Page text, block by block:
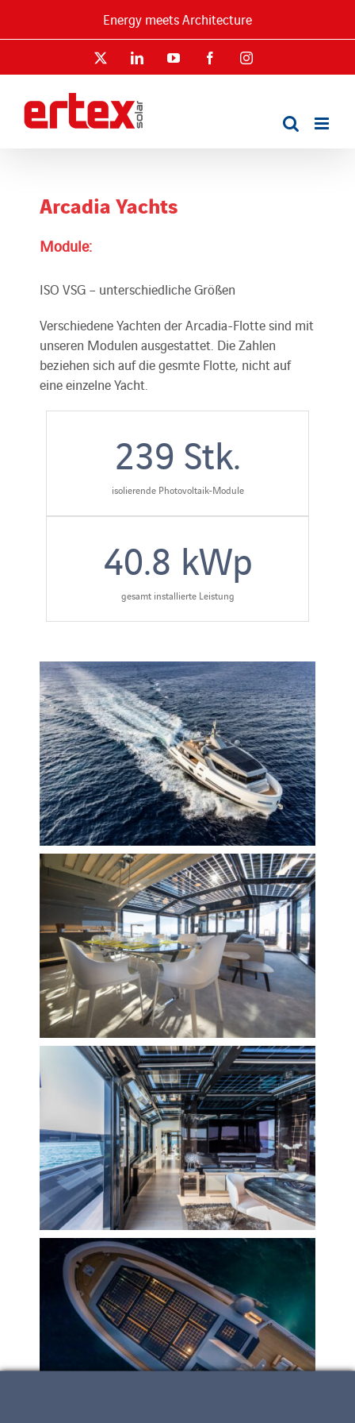
Energy meets Architecture
LinkedInYouTube FacebookInstagram
Arcadia Yachts
Module:
ISO VSG – unterschiedliche Größen
Verschiedene Yachten der Arcadia-Flotte sind mit
unseren Modulen ausgestattet. Die Zahlen
beziehen sich auf die gesmte Flotte, nicht auf
eine einzelne Yacht.
239 Stk.
isolierende Photovoltaik-Module
40.8 kWp
gesamt installierte Leistung